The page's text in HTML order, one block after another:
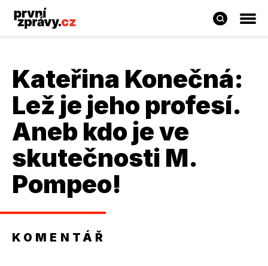
Kateřina Konečná:
Lež je jeho profesí.
Aneb kdo je ve
skutečnosti M.
Pompeo!
KOMENTÁŘ